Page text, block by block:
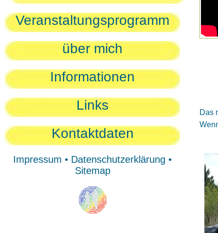
Veranstaltungsprogramm
über mich
Informationen
Links
Kontaktdaten
Impressum • Datenschutzerklärung •
Sitemap
Das